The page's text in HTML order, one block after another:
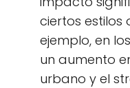
ciertos estilos
ejemplo, en
un aumento
urbano y el